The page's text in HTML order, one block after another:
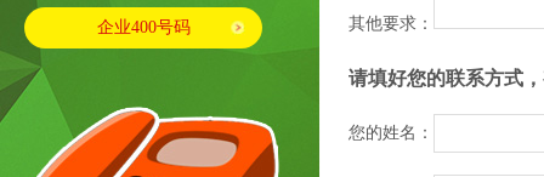
企业400号码 其他要求：
请填好您的联系方式
您的姓名：